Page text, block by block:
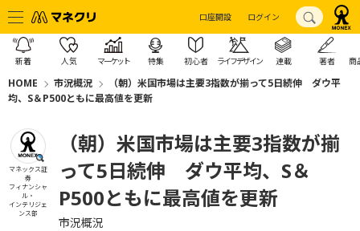
口座開設 ログイン
新着 人気 マーケット 特集 初心者 ライフデザイン 連載 著者 商
HOME 市況概況
（朝）米国市場は主要3指数が揃って5日続伸 ダウ平
均、S＆P500ともに最高値を更新
マネックス証
券
フィナンシャ
ル・
インテリジェ
ンス部
（朝）米国市場は主要3指数が揃
って5日続伸 ダウ平均、S＆
P500ともに最高値を更新
市況概況